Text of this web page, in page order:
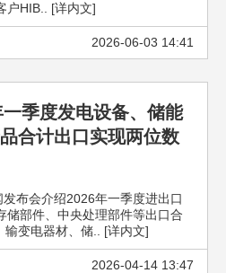
户HIB.. [详内文]
2026-06-03 14:41
季度发电设备、储能
合计出口实现两位数
布会介绍2026年一季度进出口
储部件、中央处理部件等出口合
变电器材、储.. [详内文]
2026-04-14 13:47